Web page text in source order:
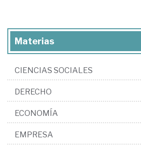
Materias
CIENCIAS SOCIALES
DERECHO
ECONOMÍA
EMPRESA